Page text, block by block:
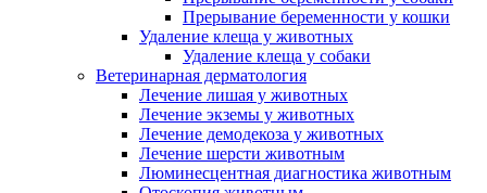
Прерывание беременности у кошки
Удаление клеща у животных
Удаление клеща у собаки
Ветеринарная дерматология
Лечение лишая у животных
Лечение экземы у животных
Лечение демодекоза у животных
Лечение шерсти животным
Люминесцентная диагностика животным